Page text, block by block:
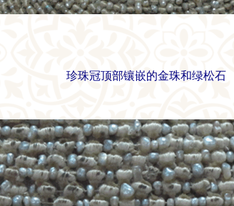
珍珠冠顶部镶嵌的金珠和绿松石